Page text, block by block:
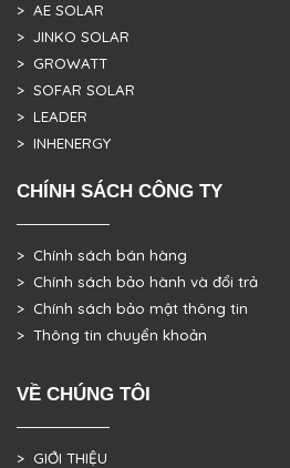
> AE SOLAR
> JINKO SOLAR
> GROWATT
> SOFAR SOLAR
> LEADER
> INHENERGY
CHÍNH SÁCH CÔNG TY
> Chính sách bán hàng
> Chính sách bảo hành và đổi trả
> Chính sách bảo mật thông tin
> Thông tin chuyển khoản
VỀ CHÚNG TÔI
> GIỚI THIỆU